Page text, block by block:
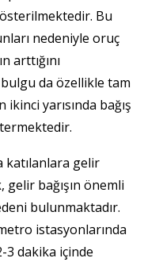
Bu
nedeniyle oruç
arttığını
da özellikle tam
yarısında bağış
katılanlara gelir
gelir bağışın önemli
bulunmaktadır.
istasyonlarında
3 dakika içinde